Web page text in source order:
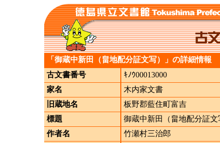
「御蔵中新田（畠地配分証文写）」の詳細情報
古文書番号
ｷﾉｳ00013000
家名
木内家文書
旧蔵地名
板野郡藍住町富吉
標題
御蔵中新田（畠地配分証文
作者名
竹瀬村三治郎